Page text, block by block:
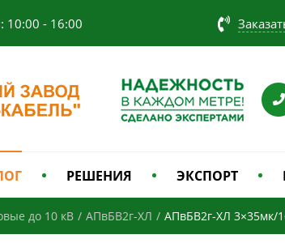
: 10:00 - 16:00
РЕШЕНИЯ ЭКСПОРТ
до 10 кВ / АПвБВ2г-ХЛ / АПвБВ2г-ХЛ 3×35мк/